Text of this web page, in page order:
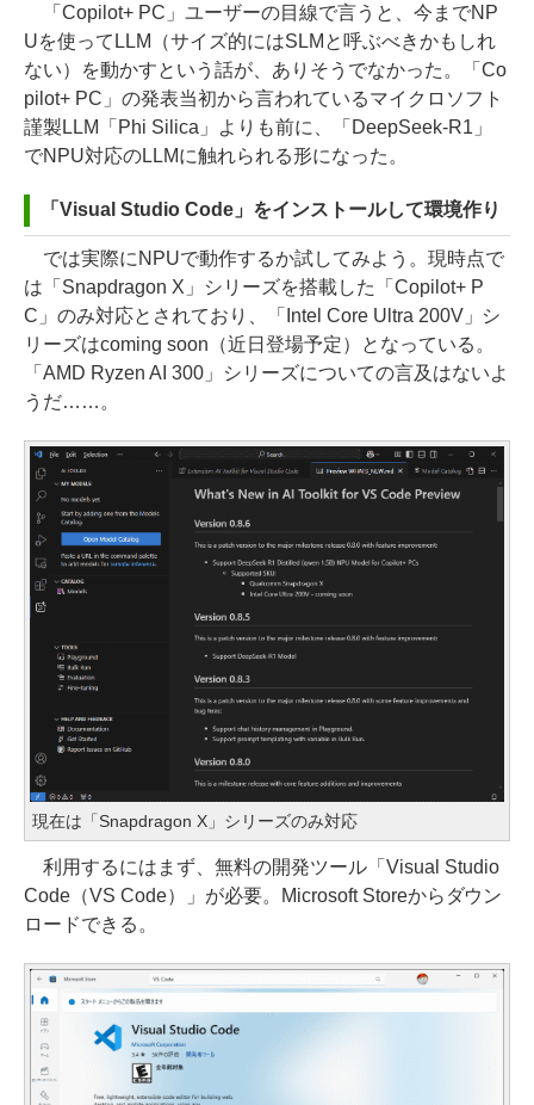
「Copilot+ PC」ユーザーの目線で言うと、今までNP
Uを使ってLLM（サイズ的にはSLMと呼ぶべきかもしれ
ない）を動かすという話が、ありそうでなかった。「Co
pilot+ PC」の発表当初から言われているマイクロソフト
謹製LLM「Phi Silica」よりも前に、「DeepSeek-R1」
でNPU対応のLLMに触れられる形になった。
「Visual Studio Code」をインストールして環境作り
では実際にNPUで動作するか試してみよう。現時点で
は「Snapdragon X」シリーズを搭載した「Copilot+ P
C」のみ対応とされており、「Intel Core Ultra 200V」シ
リーズはcoming soon（近日登場予定）となっている。
「AMD Ryzen AI 300」シリーズについての言及はないよ
うだ……。
現在は「Snapdragon X」シリーズのみ対応
利用するにはまず、無料の開発ツール「Visual Studio
Code（VS Code）」が必要。Microsoft Storeからダウン
ロードできる。